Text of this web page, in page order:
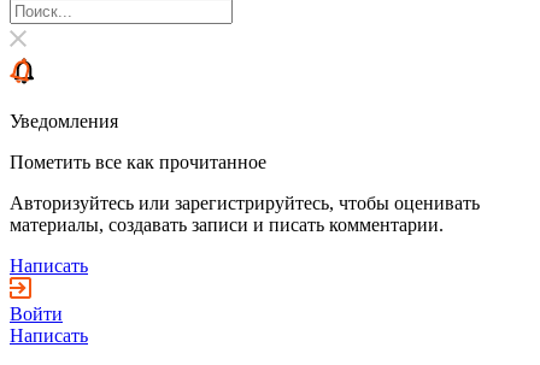
Уведомления
Пометить все как прочитанное
Авторизуйтесь или зарегистрируйтесь, чтобы оценивать
материалы, создавать записи и писать комментарии.
Написать
Войти
Написать